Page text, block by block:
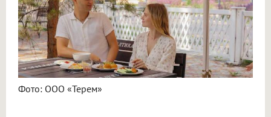
Фото: ООО «Терем»